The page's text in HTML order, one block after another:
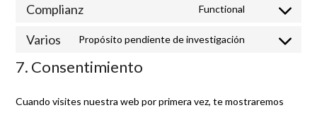
google-
analytics
google-
Complianz Functional
Consent
Varios Propósito pendiente de investigación
Consent
varios
7. Consentimiento
Cuando visites nuestra web por primera vez, te mostraremos